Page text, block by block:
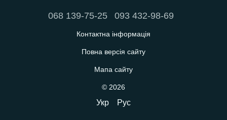
068 139-75-25 093 432-98-69
Контактна інформація
Повна версія сайту
Мапа сайту
© 2026
Укр Рус